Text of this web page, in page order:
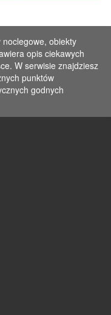
obiekty
opis ciekawych
W serwisie znajdziesz
punktów
godnych